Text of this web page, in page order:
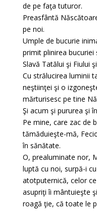
de pe faţa tuturor.
Preasfântă
pe noi.
Umple de bucurie
primit plinirea bucuriei
Slavă Tatălui şi Fiului
Cu strălucirea luminii
neştiinţei şi o
mărturisesc pe tine
Şi acum şi pururea şi
Pe mine, care zac de
tămăduieşte-mă,
în sănătate.
O, prealuminate nor,
luptă cu noi, surpă-i
atotputernică, celor
asupriţi îi mântuieşte
roagă ţie, că toate le